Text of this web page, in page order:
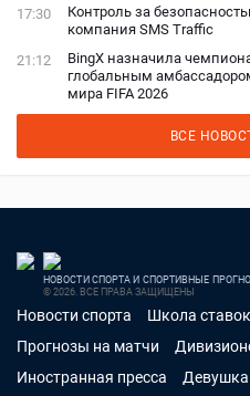
17:30
Контроль за
компания SMS Traffic
21:12
BingX назначила
глобальным
мира FIFA 2026
ВСЕ
НОВОСТИ СПОРТА И СПОРТИВНЫЕ
© 2026. ВСЕ ПРАВА ЗАЩИЩЕНЫ
Новости спорта Школа ставок
Прогнозы на матчи
Иностранная пресса
Девушка